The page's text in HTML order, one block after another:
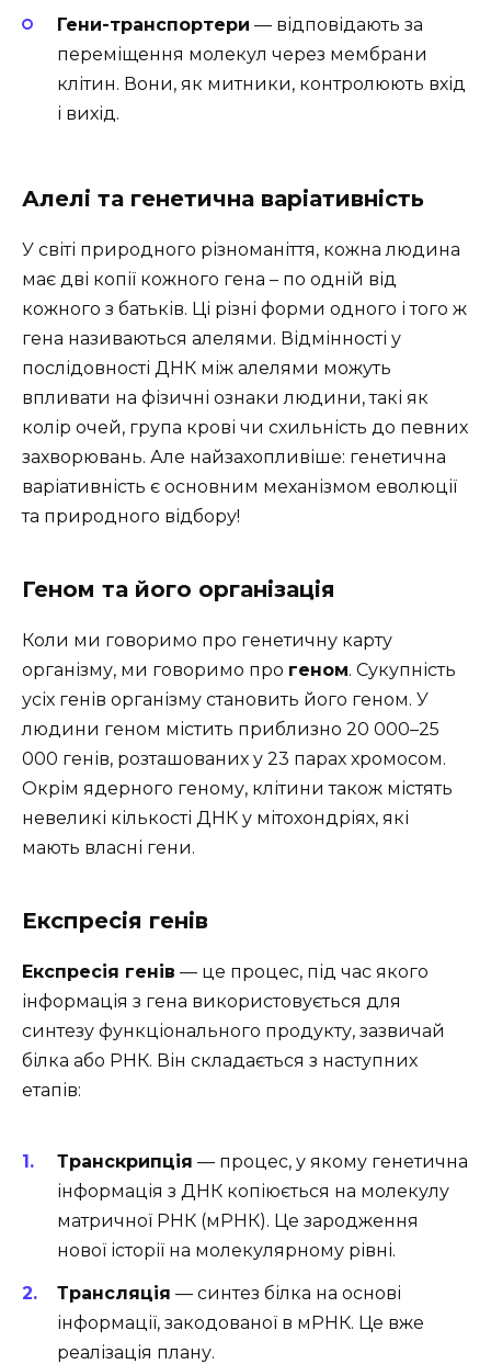
Гени-транспортери — відповідають за
переміщення молекул через мембрани
клітин. Вони, як митники, контролюють вхід
і вихід.
Алелі та генетична варіативність
У світі природного різноманіття, кожна людина
має дві копії кожного гена – по одній від
кожного з батьків. Ці різні форми одного і того ж
гена називаються алелями. Відмінності у
послідовності ДНК між алелями можуть
впливати на фізичні ознаки людини, такі як
колір очей, група крові чи схильність до певних
захворювань. Але найзахопливіше: генетична
варіативність є основним механізмом еволюції
та природного відбору!
Геном та його організація
Коли ми говоримо про генетичну карту
організму, ми говоримо про геном. Сукупність
усіх генів організму становить його геном. У
людини геном містить приблизно 20 000–25
000 генів, розташованих у 23 парах хромосом.
Окрім ядерного геному, клітини також містять
невеликі кількості ДНК у мітохондріях, які
мають власні гени.
Експресія генів
Експресія генів — це процес, під час якого
інформація з гена використовується для
синтезу функціонального продукту, зазвичай
білка або РНК. Він складається з наступних
етапів:
Транскрипція — процес, у якому генетична
інформація з ДНК копіюється на молекулу
матричної РНК (мРНК). Це зародження
нової історії на молекулярному рівні.
Трансляція — синтез білка на основі
інформації, закодованої в мРНК. Це вже
реалізація плану.